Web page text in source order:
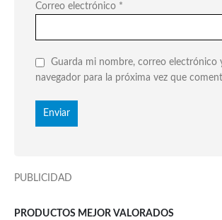
Correo electrónico *
Guarda mi nombre, correo electrónico
navegador para la próxima vez que
PUBLICIDAD
PRODUCTOS MEJOR VALORADOS